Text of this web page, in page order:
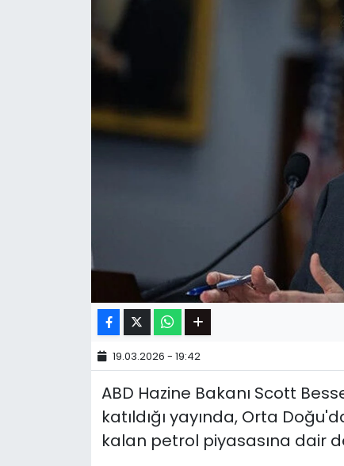
19.03.2026 - 19:42
ABD Hazine Bakanı Scott
katıldığı yayında, Orta
kalan petrol piyasasına dair